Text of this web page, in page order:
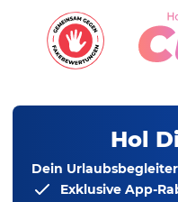
Hol
Dein
Exklusive App-